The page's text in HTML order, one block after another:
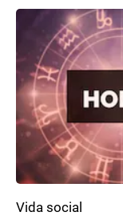
Vida social